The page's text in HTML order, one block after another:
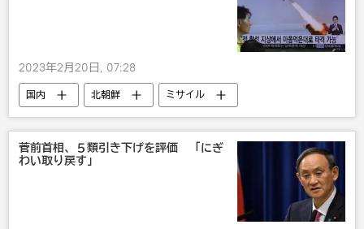
2023年2月20日, 07:28
国内 北朝鮮
ミサイル
災害・事故・事件
菅前首相、５類引き下げを評価 「にぎ
わい取り戻す」